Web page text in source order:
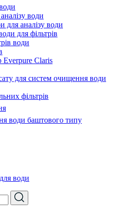
води
для аналізу води
для фільтрів
води
Everpure Claris
для систем очищення води
фільтрів
води баштового типу
води